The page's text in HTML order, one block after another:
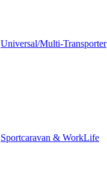
Universal/Multi-Transporter
Sportcaravan & WorkLife